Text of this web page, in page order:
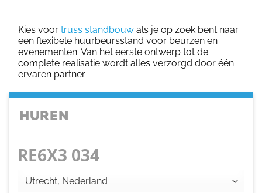
Kies voor truss standbouw als je op zoek bent naar
een flexibele huurbeursstand voor beurzen en
evenementen. Van het eerste ontwerp tot de
complete realisatie wordt alles verzorgd door één
ervaren partner.
HUREN
RE6X3 034